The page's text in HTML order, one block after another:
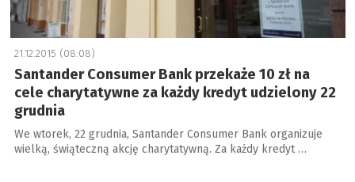
21.12.2015 (08:08)
Santander Consumer Bank przekaże 10 zł na
cele charytatywne za każdy kredyt udzielony 22
grudnia
We wtorek, 22 grudnia, Santander Consumer Bank organizuje
wielką, świąteczną akcję charytatywną. Za każdy kredyt …